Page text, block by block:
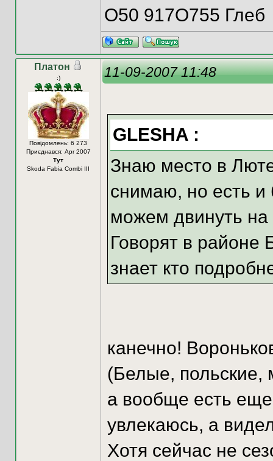
О50 917О755 Глеб
Платон
:)
Повідомлень: 6 273
Приєднався: Apr 2007
Тут
Skoda Fabia Combi III
11-09-2007 11:48
GLESHA :
Знаю место в
снимаю, но есть и
можем двинуть
Говорят в районе
знает кто
канечно!
(Белые, польские,
а вообще есть
увлекаюсь, а
Хотя сейчас не